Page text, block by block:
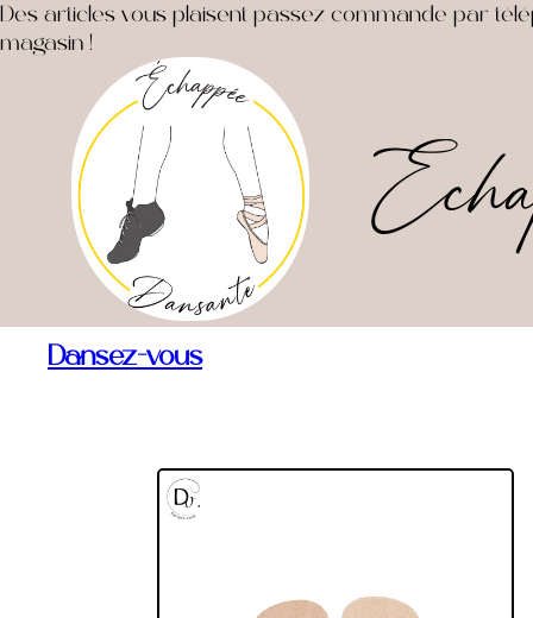
Des articles vous plaisent passez commande par
magasin !
Dansez-vous